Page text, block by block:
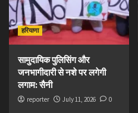
हरियाणा
सामुदायिक पुलिसिंग और
जनभागीदारी से नशे पर लगेगी
लगाम: सैनी
reporter July 11, 2026 0